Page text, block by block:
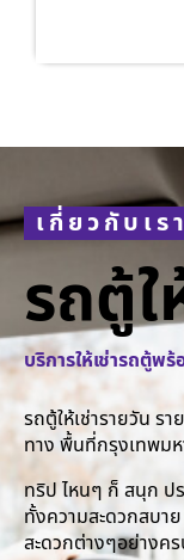
เกี่ยวกับเรา
รถตู้ใ
บริการให้เช่ารถตู้พ
รถตู้ให้เช่ารายวัน ร
ทาง พื้นที่กรุงเทพม
ทริป ไหนๆ ก็ สนุก ปร
ทั้งความสะดวกสบา
สะดวกต่างๆอย่างค